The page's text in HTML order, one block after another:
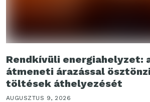
Rendkívüli energiahelyzet:
átmeneti árazással
töltések áthelyezését
AUGUSZTUS 9, 2026